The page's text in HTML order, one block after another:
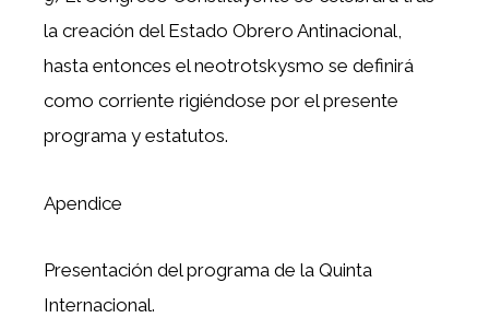
la creación del Estado Obrero Antinacional,
hasta entonces el neotrotskysmo se definirá
como corriente rigiéndose por el presente
programa y estatutos.
Apendice
Presentación del programa de la Quinta
Internacional.